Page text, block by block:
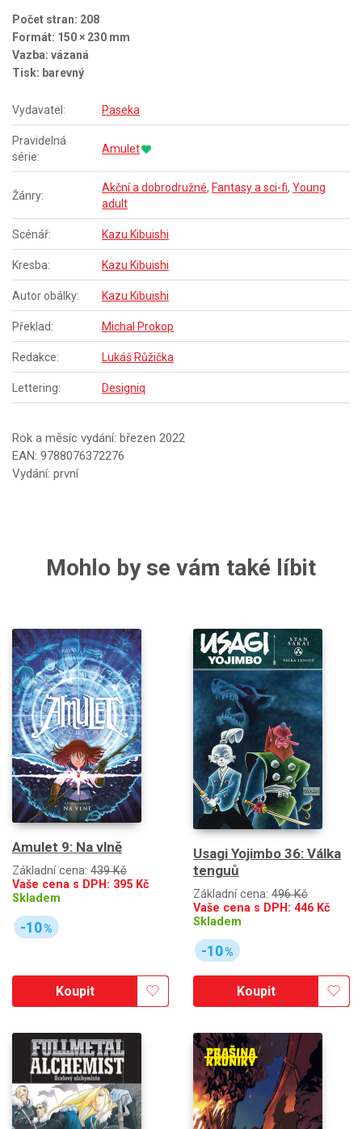
Počet stran: 208
Formát: 150 × 230 mm
Vazba: vázaná
Tisk: barevný
Vydavatel: Paseka
Pravidelná
série:
Amulet
Žánry:
Akční a dobrodružné, Fantasy a sci-fi, Young
adult
Scénář: Kazu Kibuishi
Kresba: Kazu Kibuishi
Autor obálky: Kazu Kibuishi
Překlad: Michal Prokop
Redakce: Lukáš Růžička
Lettering: Designiq
Rok a měsíc vydání: březen 2022
EAN: 9788076372276
Vydání: první
Mohlo by se vám také líbit
Amulet 9: Na vlně
Základní cena: 439 Kč
Vaše cena s DPH: 395 Kč
Skladem
-10%
Koupit
Usagi Yojimbo 36: Válka
tenguů
Základní cena: 496 Kč
Vaše cena s DPH: 446 Kč
Skladem
-10%
Koupit